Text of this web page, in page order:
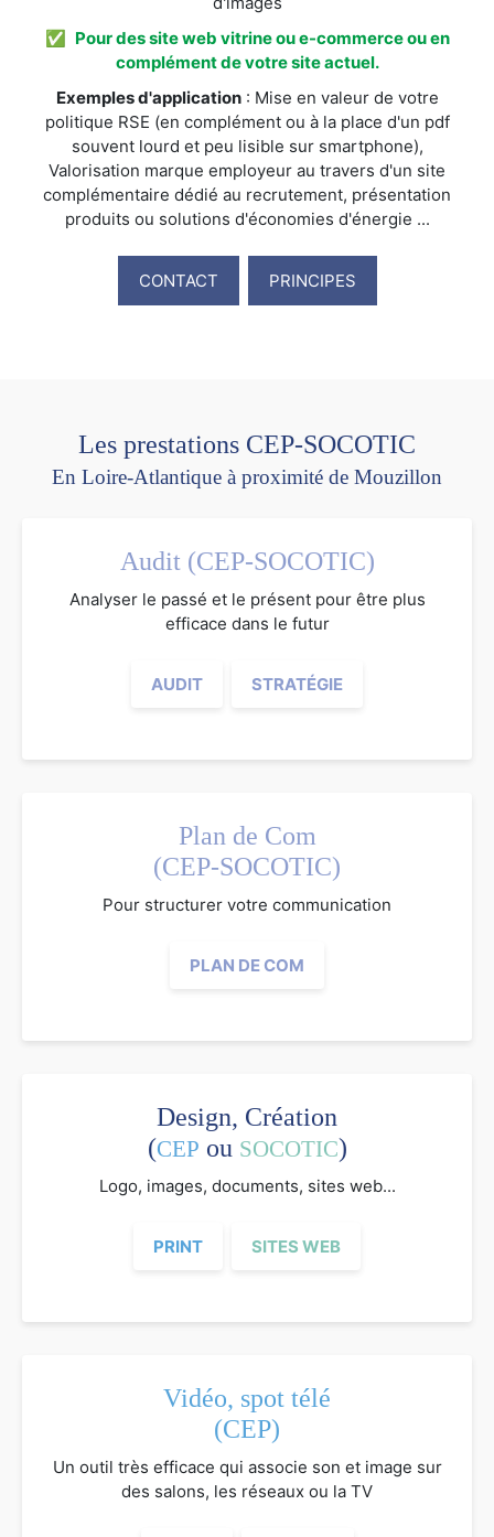
✅ Pour des site web vitrine ou e-commerce ou en
complément de votre site actuel.
Exemples d'application: Mise en valeur de votre
politique RSE (en complément ou à la place d'un pdf
souvent lourd et peu lisible sur smartphone),
Valorisation marque employeur au travers d'un site
complémentaire dédié au recrutement, présentation
produits ou solutions d'économies d'énergie ...
CONTACT PRINCIPES
Les prestations CEP-SOCOTIC
En Loire-Atlantique à proximité de Mouzillon
Audit (CEP-SOCOTIC)
Analyser le passé et le présent pour être plus
efficace dans le futur
AUDIT STRATÉGIE
Plan de Com
(CEP-SOCOTIC)
Pour structurer votre communication
PLAN DE COM
Design, Création
(CEP ou SOCOTIC)
Logo, images, documents, sites web...
PRINT SITES WEB
Vidéo, spot télé
(CEP)
Un outil très efficace qui associe son et image sur
des salons, les réseaux ou la TV